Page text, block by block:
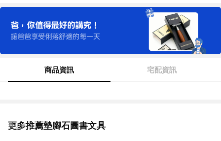
商品資訊 宅配資訊
更多推薦墊腳石圖書文具
看更多